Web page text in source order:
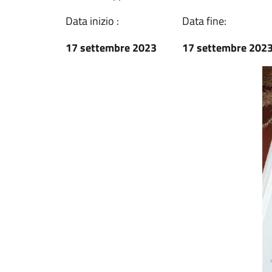
Data inizio :
17 settembre 2023
Data fine:
17 settembre